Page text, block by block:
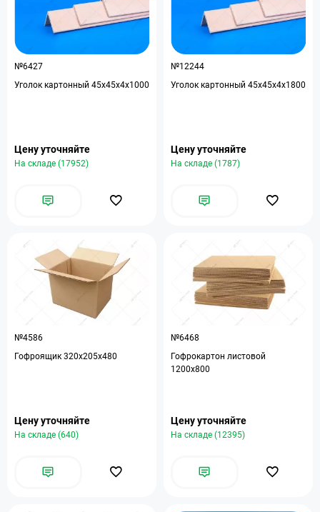
№6427
Уголок картонный 45х45х4х1000
Цену уточняйте
На складе (17952)
№12244
Уголок картонный 45х45х4х1800
Цену уточняйте
На складе (1787)
№4586
Гофроящик 320x205x480
Цену уточняйте
На складе (640)
№6468
Гофрокартон листовой
1200х800
Цену уточняйте
На складе (12395)